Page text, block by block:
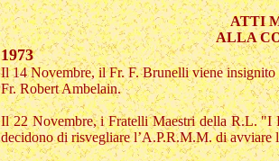
ATTI
ALLA
1973
Il 14 Novembre, il Fr. F. Brunelli viene
Fr. Robert Ambelain.
Il 22 Novembre, i Fratelli Maestri della R.L. "I
decidono di risvegliare l’A.P.R.M.M. di avviare